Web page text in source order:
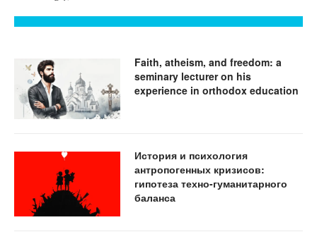
Faith, atheism, and freedom: a
seminary lecturer on his
experience in orthodox education
История и психология
антропогенных кризисов:
гипотеза техно-гуманитарного
баланса